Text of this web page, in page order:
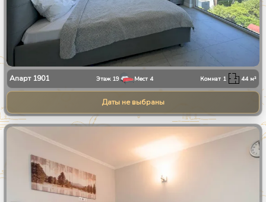
Апарт 1901 Этаж 19 Мест 4 Комнат 1 44м²
Даты не выбраны